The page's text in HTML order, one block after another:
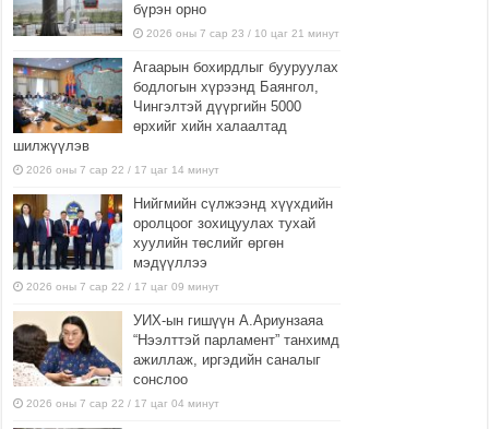
бүрэн орно
2026 оны 7 сар 23 / 10 цаг 21 минут
Агаарын бохирдлыг бууруулах
бодлогын хүрээнд Баянгол,
Чингэлтэй дүүргийн 5000
өрхийг хийн халаалтад
шилжүүлэв
2026 оны 7 сар 22 / 17 цаг 14 минут
Нийгмийн сүлжээнд хүүхдийн
оролцоог зохицуулах тухай
хуулийн төслийг өргөн
мэдүүллээ
2026 оны 7 сар 22 / 17 цаг 09 минут
УИХ-ын гишүүн А.Ариунзаяа
“Нээлттэй парламент” танхимд
ажиллаж, иргэдийн саналыг
сонслоо
2026 оны 7 сар 22 / 17 цаг 04 минут